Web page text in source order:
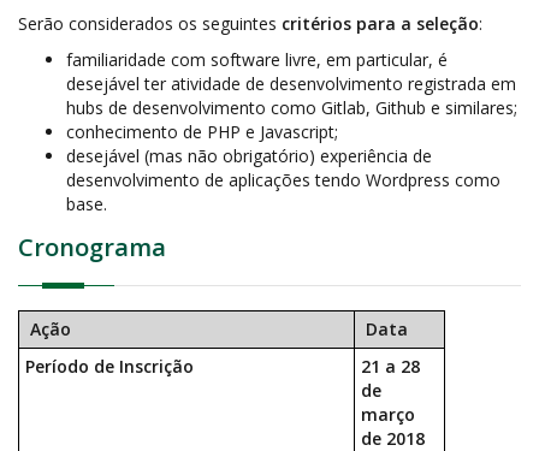
Serão considerados os seguintes critérios para a seleção:
familiaridade com software livre, em particular, é
desejável ter atividade de desenvolvimento registrada em
hubs de desenvolvimento como Gitlab, Github e similares;
conhecimento de PHP e Javascript;
desejável (mas não obrigatório) experiência de
desenvolvimento de aplicações tendo Wordpress como
base.
Cronograma
Ação
Data
Período de Inscrição
21 a 28
de
março
de 2018